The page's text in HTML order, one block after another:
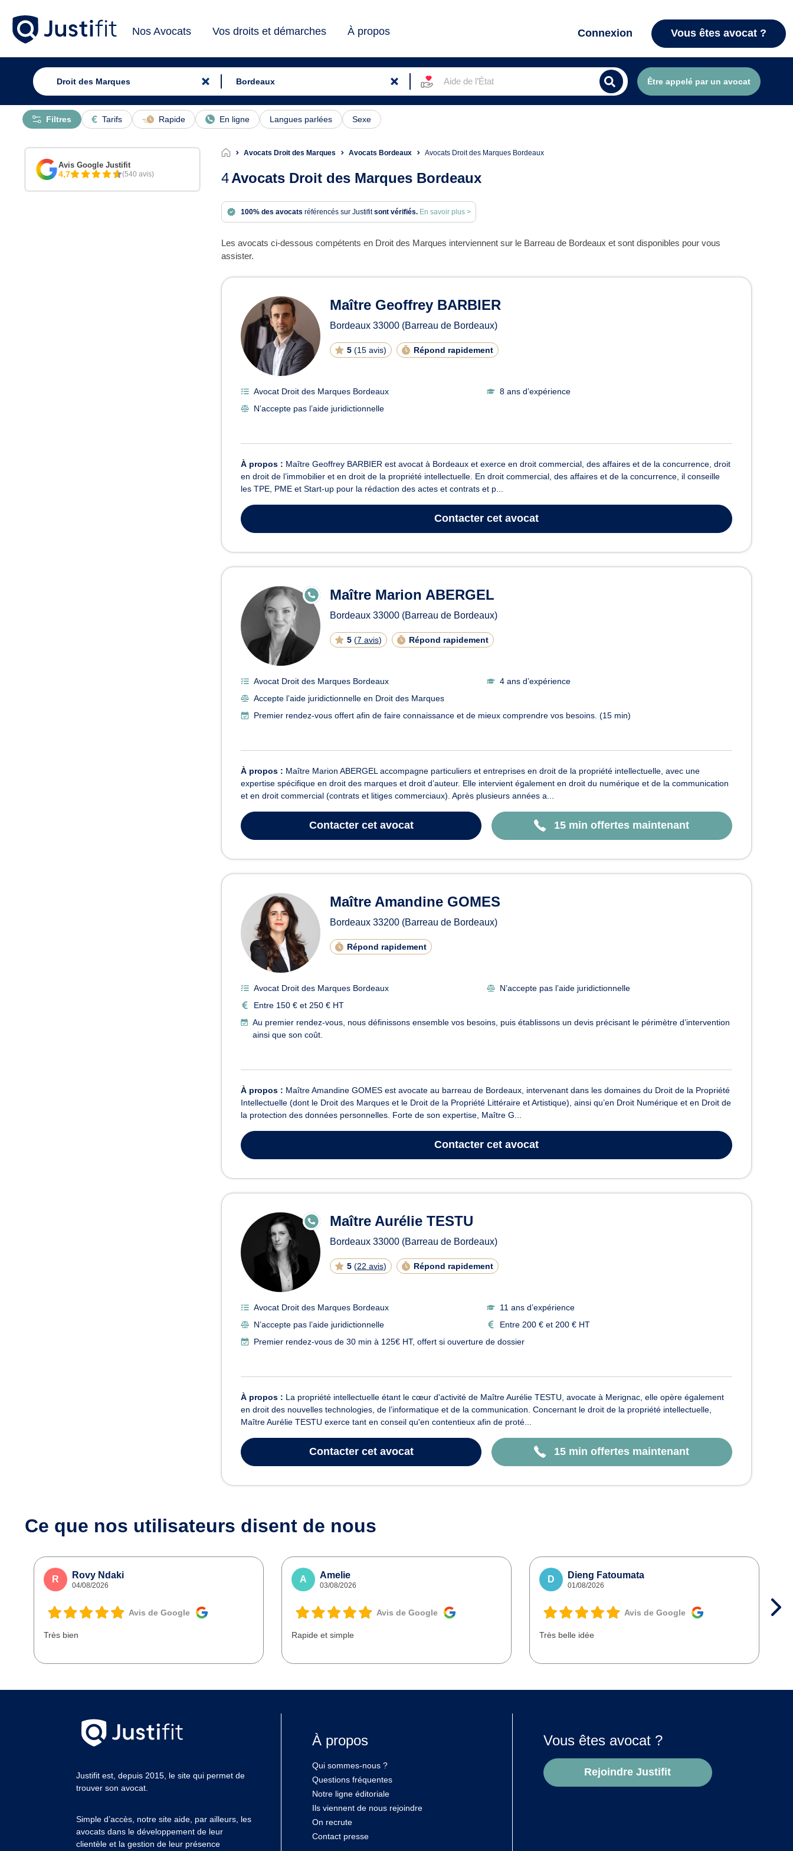
Nos Avocats Vos droits et démarches À propos Connexion Vous êtes avocat ?
Aide de l’État Être appelé par un avocat
Tarifs Rapide En ligne Langues parlées Sexe
Filtres
Avocats Droit des Marques Avocats Bordeaux Avocats Droit des Marques Bordeaux
4Avocats Droit des Marques Bordeaux
100% des avocats référencés sur Justifitsont vérifiés. En savoir plus >
Les avocats ci-dessous compétents en Droit des Marques interviennent sur le Barreau de Bordeaux et sont disponibles pour vous
assister.
Avocats en Droit des Marques à Bordeaux
Maître Geoffrey BARBIER
Bordeaux 33000 (Barreau de Bordeaux)
5 (15 avis) Répond rapidement
Avocat Droit des Marques Bordeaux
8 ans d’expérience
N’accepte pas l’aide juridictionnelle
À propos : Maître Geoffrey BARBIER est avocat à Bordeaux et exerce en droit commercial, des affaires et de la concurrence, droit
en droit de l’immobilier et en droit de la propriété intellectuelle. En droit commercial, des affaires et de la concurrence, il conseille
les TPE, PME et Start-up pour la rédaction des actes et contrats et p...
Contacter cet avocat
Maître Marion ABERGEL
Bordeaux 33000 (Barreau de Bordeaux)
5 (7 avis) Répond rapidement
E
N
Avocat Droit des Marques Bordeaux
4 ans d’expérience
Accepte l’aide juridictionnelle en Droit des Marques
Premier rendez-vous offert afin de faire connaissance et de mieux comprendre vos besoins. (15 min)
À propos : Maître Marion ABERGEL accompagne particuliers et entreprises en droit de la propriété intellectuelle, avec une
expertise spécifique en droit des marques et droit d’auteur. Elle intervient également en droit du numérique et de la communication
et en droit commercial (contrats et litiges commerciaux). Après plusieurs années a...
Contactercet avocat 15 min offertes maintenant
Maître Amandine GOMES
Bordeaux 33200 (Barreau de Bordeaux)
Répond rapidement
Avocat Droit des Marques Bordeaux
N’accepte pas l’aide juridictionnelle
Entre 150 € et 250 € HT
Au premier rendez-vous, nous définissons ensemble vos besoins, puis établissons un devis précisant le périmètre d’intervention
ainsi que son coût.
À propos : Maître Amandine GOMES est avocate au barreau de Bordeaux, intervenant dans les domaines du Droit de la Propriété
Intellectuelle (dont le Droit des Marques et le Droit de la Propriété Littéraire et Artistique), ainsi qu’en Droit Numérique et en Droit de
la protection des données personnelles. Forte de son expertise, Maître G...
Contacter cet avocat
Maître Aurélie TESTU
Bordeaux 33000 (Barreau de Bordeaux)
5 (22 avis) Répond rapidement
E
N
Avocat Droit des Marques Bordeaux
11 ans d’expérience
N’accepte pas l’aide juridictionnelle
Entre 200 € et 200 € HT
Premier rendez-vous de 30 min à 125€ HT, offert si ouverture de dossier
À propos : La propriété intellectuelle étant le cœur d'activité de Maître Aurélie TESTU, avocate à Merignac, elle opère également
en droit des nouvelles technologies, de l’informatique et de la communication. Concernant le droit de la propriété intellectuelle,
Maître Aurélie TESTU exerce tant en conseil qu'en contentieux afin de proté...
Contactercet avocat 15 min offertes maintenant
Avis Google Justifit
4,7 (540 avis)
Ce que nos utilisateurs disent de nous
R Rovy Ndaki
04/08/2026
Avis de Google
Très bien
A Amelie
03/08/2026
Avis de Google
Rapide et simple
D Dieng Fatoumata
01/08/2026
Avis de Google
Très belle idée
Justifit est, depuis 2015, le site qui permet de
trouver son avocat.
Simple d’accès, notre site aide, par ailleurs, les
avocats dans le développement de leur
clientèle et la gestion de leur présence
À propos
Qui sommes-nous ?
Questions fréquentes
Notre ligne éditoriale
Ils viennent de nous rejoindre
On recrute
Contact presse
Vous êtes avocat ?
Rejoindre Justifit